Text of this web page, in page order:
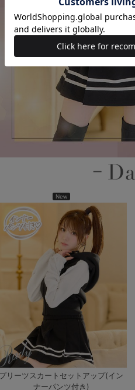
New
リーツスカートセットアップ(イン
ナーパンツ付き)